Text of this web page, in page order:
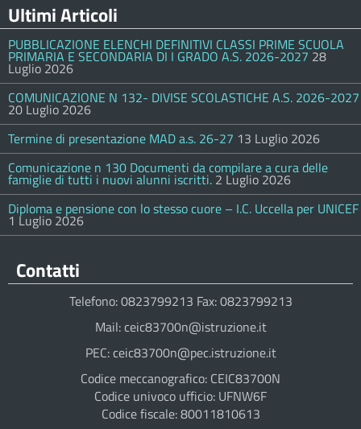
Ultimi Articoli
PUBBLICAZIONE ELENCHI DEFINITIVI CLASSI PRIME SCUOLA
PRIMARIA E SECONDARIA DI I GRADO A.S. 2026-2027 28
Luglio 2026
COMUNICAZIONE N 132- DIVISE SCOLASTICHE A.S. 2026-2027
20 Luglio 2026
Termine di presentazione MAD a.s. 26-27 13 Luglio 2026
Comunicazione n 130 Documenti da compilare a cura delle
famiglie di tutti i nuovi alunni iscritti. 2 Luglio 2026
Diploma e pensione con lo stesso cuore – I.C. Uccella per UNICEF
1 Luglio 2026
Contatti
Telefono: 0823799213 Fax: 0823799213
Mail: ceic83700n@istruzione.it
PEC: ceic83700n@pec.istruzione.it
Codice meccanografico: CEIC83700N
Codice univoco ufficio: UFNW6F
Codice fiscale: 80011810613